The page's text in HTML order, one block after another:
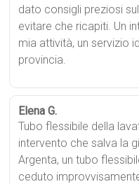
dato consigli preziosi
evitare che ricapiti. Un
mia attività, un servizio
provincia.
Elena G.
Tubo flessibile della
intervento che salva la
Argenta, un tubo
ceduto